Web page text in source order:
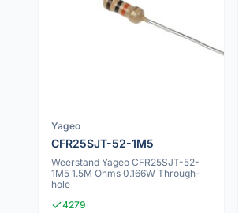
Yageo
CFR25SJT-52-1M5
Weerstand Yageo CFR25SJT-52-
1M5 1.5M Ohms 0.166W Through-
hole
4279